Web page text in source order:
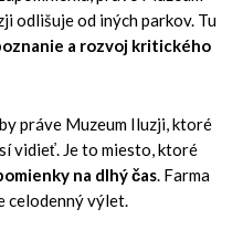
odlišuje od iných parkov. Tu
a rozvoj kritického
práve Muzeum Iluzji, ktoré
vidieť. Je to miesto, ktoré
na dlhý čas. Farma
celodenný výlet.